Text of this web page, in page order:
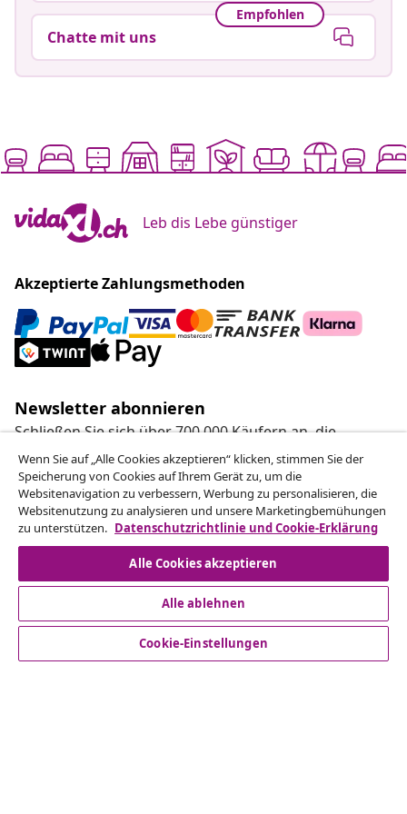
Empfohlen
Chatte mit uns
Leb dis Lebe günstiger
Akzeptierte Zahlungsmethoden
Newsletter abonnieren
Schließen Sie sich über 700.000 Käufern an, die
wöchentliche Angebote, saisonale Aktionen und
Neuheiten von vidaXL erhalten.
Unsere Social-Media-Accounts
Kundenservice
Wenn Sie auf „Alle Cookies akzeptieren“ klicken, stimmen Sie der
Speicherung von Cookies auf Ihrem Gerät zu, um die
Websitenavigation zu verbessern, Werbung zu personalisieren, die
Websitenutzung zu analysieren und unsere Marketingbemühungen
zu unterstützen. Datenschutzrichtlinie und Cookie-Erklärung
Alle Cookies akzeptieren
Alle ablehnen
Cookie-Einstellungen